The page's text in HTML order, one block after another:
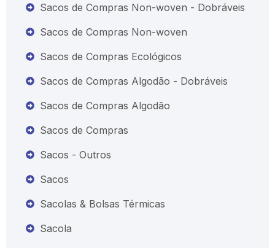
Sacos de Compras Non-woven - Dobráveis
Sacos de Compras Non-woven
Sacos de Compras Ecológicos
Sacos de Compras Algodão - Dobráveis
Sacos de Compras Algodão
Sacos de Compras
Sacos - Outros
Sacos
Sacolas & Bolsas Térmicas
Sacola